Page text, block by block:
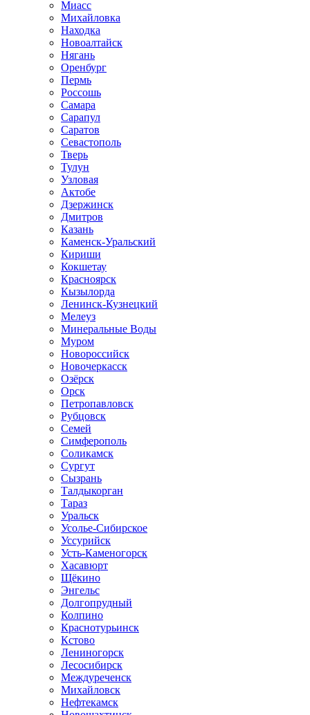
Миасс
Михайловка
Находка
Новоалтайск
Нягань
Оренбург
Пермь
Россошь
Самара
Сарапул
Саратов
Севастополь
Тверь
Тулун
Узловая
Актобе
Дзержинск
Дмитров
Казань
Каменск-Уральский
Кириши
Кокшетау
Красноярск
Кызылорда
Ленинск-Кузнецкий
Мелеуз
Минеральные Воды
Муром
Новороссийск
Новочеркасск
Озёрск
Орск
Петропавловск
Рубцовск
Семей
Симферополь
Соликамск
Сургут
Сызрань
Талдыкорган
Тараз
Уральск
Усолье-Сибирское
Уссурийск
Усть-Каменогорск
Хасавюрт
Щёкино
Энгельс
Долгопрудный
Колпино
Краснотурьинск
Кстово
Лениногорск
Лесосибирск
Междуреченск
Михайловск
Нефтекамск